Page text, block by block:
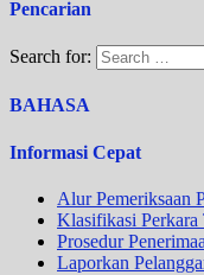
Pencarian
Search for:
BAHASA
Informasi Cepat
Alur Pemeriksaan
Klasifikasi
Prosedur
Laporkan